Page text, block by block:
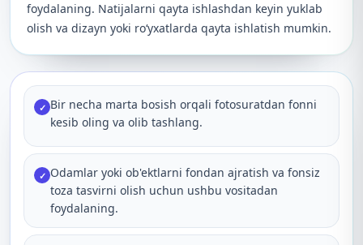
foydalaning. Natijalarni qayta ishlashdan keyin yuklab
olish va dizayn yoki roʻyxatlarda qayta ishlatish mumkin.
✓ Bir necha marta bosish orqali fotosuratdan fonni
kesib oling va olib tashlang.
✓ Odamlar yoki ob'ektlarni fondan ajratish va fonsiz
toza tasvirni olish uchun ushbu vositadan
foydalaning.